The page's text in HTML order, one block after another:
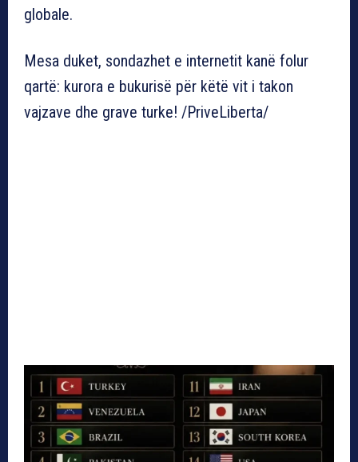
globale.
Mesa duket, sondazhet e internetit kanë folur
qartë: kurora e bukurisë për këtë vit i takon
vajzave dhe grave turke! /PriveLiberta/